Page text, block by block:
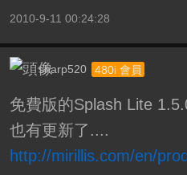
2010-9-11 00:24:28
sharp520 480i 會員
免費版的Splash Lite
也有更新了....
http://mirillis.com/en/